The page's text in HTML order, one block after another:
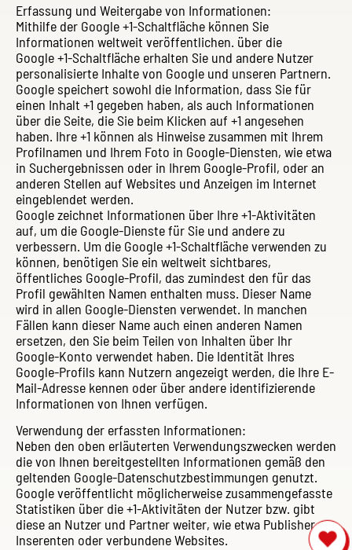
Erfassung und Weitergabe von Informationen:
Mithilfe der Google +1-Schaltfläche können Sie
Informationen weltweit veröffentlichen. über die
Google +1-Schaltfläche erhalten Sie und andere Nutzer
personalisierte Inhalte von Google und unseren Partnern.
Google speichert sowohl die Information, dass Sie für
einen Inhalt +1 gegeben haben, als auch Informationen
über die Seite, die Sie beim Klicken auf +1 angesehen
haben. Ihre +1 können als Hinweise zusammen mit Ihrem
Profilnamen und Ihrem Foto in Google-Diensten, wie etwa
in Suchergebnissen oder in Ihrem Google-Profil, oder an
anderen Stellen auf Websites und Anzeigen im Internet
eingeblendet werden.
Google zeichnet Informationen über Ihre +1-Aktivitäten
auf, um die Google-Dienste für Sie und andere zu
verbessern. Um die Google +1-Schaltfläche verwenden zu
können, benötigen Sie ein weltweit sichtbares,
öffentliches Google-Profil, das zumindest den für das
Profil gewählten Namen enthalten muss. Dieser Name
wird in allen Google-Diensten verwendet. In manchen
Fällen kann dieser Name auch einen anderen Namen
ersetzen, den Sie beim Teilen von Inhalten über Ihr
Google-Konto verwendet haben. Die Identität Ihres
Google-Profils kann Nutzern angezeigt werden, die Ihre E-
Mail-Adresse kennen oder über andere identifizierende
Informationen von Ihnen verfügen.
Verwendung der erfassten Informationen:
Neben den oben erläuterten Verwendungszwecken werden
die von Ihnen bereitgestellten Informationen gemäß den
geltenden Google-Datenschutzbestimmungen genutzt.
Google veröffentlicht möglicherweise zusammengefasste
Statistiken über die +1-Aktivitäten der Nutzer bzw. gibt
diese an Nutzer und Partner weiter, wie etwa Publisher,
Inserenten oder verbundene Websites.